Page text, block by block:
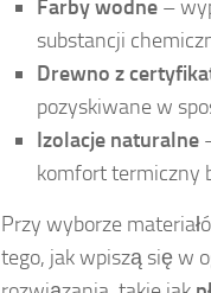
Farby wodne –
substancji
Drewno z
pozyskiwane w
Izolacje naturalne
komfort termiczny
Przy wyborze
tego, jak wpiszą się w